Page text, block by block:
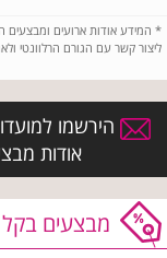
* המידע אודות ארועים ומבצעים
ליצור קשר עם הגורם הרלוונטי
הירשמו
אודות
מבצעים בקל